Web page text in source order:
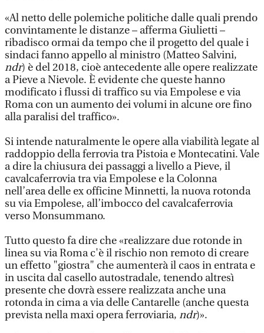
«Al netto delle polemiche politiche dalle quali prendo
convintamente le distanze – afferma Giulietti –
ribadisco ormai da tempo che il progetto del quale i
sindaci fanno appello al ministro (Matteo Salvini,
ndr) è del 2018, cioè antecedente alle opere realizzate
a Pieve a Nievole. È evidente che queste hanno
modificato i flussi di traffico su via Empolese e via
Roma con un aumento dei volumi in alcune ore fino
alla paralisi del traffico».
Si intende naturalmente le opere alla viabilità legate al
raddoppio della ferrovia tra Pistoia e Montecatini. Vale
a dire la chiusura dei passaggi a livello a Pieve, il
cavalcaferrovia tra via Empolese e la Colonna
nell’area delle ex officine Minnetti, la nuova rotonda
su via Empolese, all’imbocco del cavalcaferrovia
verso Monsummano.
Tutto questo fa dire che «realizzare due rotonde in
linea su via Roma c'è il rischio non remoto di creare
un effetto "giostra" che aumenterà il caos in entrata e
in uscita dal casello autostradale, tenendo altresì
presente che dovrà essere realizzata anche una
rotonda in cima a via delle Cantarelle (anche questa
prevista nella maxi opera ferroviaria, ndr)».